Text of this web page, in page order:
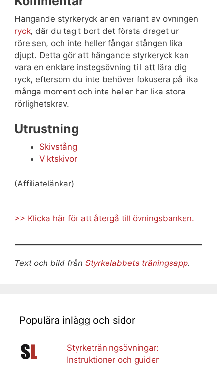
Hängande styrkeryck är en variant av övningen
ryck, där du tagit bort det första draget ur
rörelsen, och inte heller fångar stången lika
djupt. Detta gör att hängande styrkeryck kan
vara en enklare instegsövning till att lära dig
ryck, eftersom du inte behöver fokusera på lika
många moment och inte heller har lika stora
rörlighetskrav.
Utrustning
Skivstång
Viktskivor
(Affiliatelänkar)
>> Klicka här för att återgå till övningsbanken.
Text och bild från Styrkelabbets träningsapp.
Populära inlägg och sidor
Styrketräningsövningar:
Instruktioner och guider